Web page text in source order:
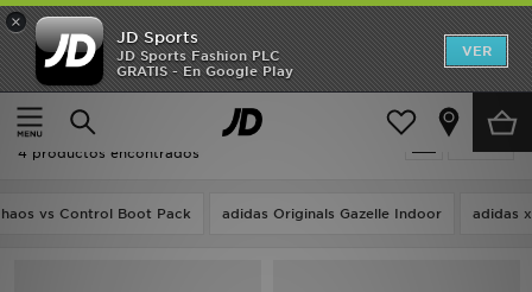
×
JD Sports
JD Sports Fashion PLC
GRATIS - En Google Play
VER
Página principal
Niños
Niños - Adidas Adizero
4 productos encontrados
vs Control Boot Pack adidas Originals Gazelle Indoor adidas
Hombre
Mujer
Niños